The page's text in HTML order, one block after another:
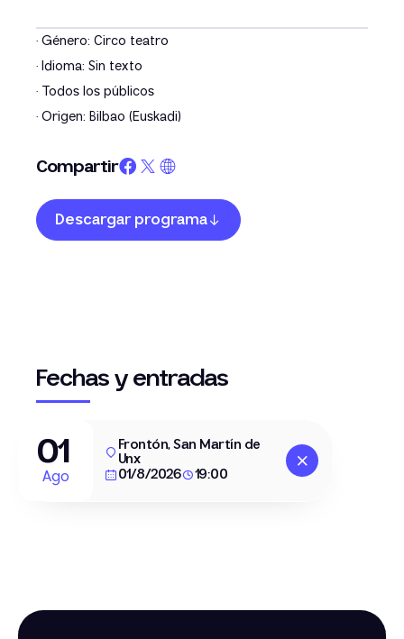
Descargar programa
· Género: Circo teatro
· Idioma: Sin texto
· Todos los públicos
· Origen: Bilbao (Euskadi)
Compartir
Fechas y entradas
01
Ago
Frontón, San Martín de
Unx
01/8/2026
19:00